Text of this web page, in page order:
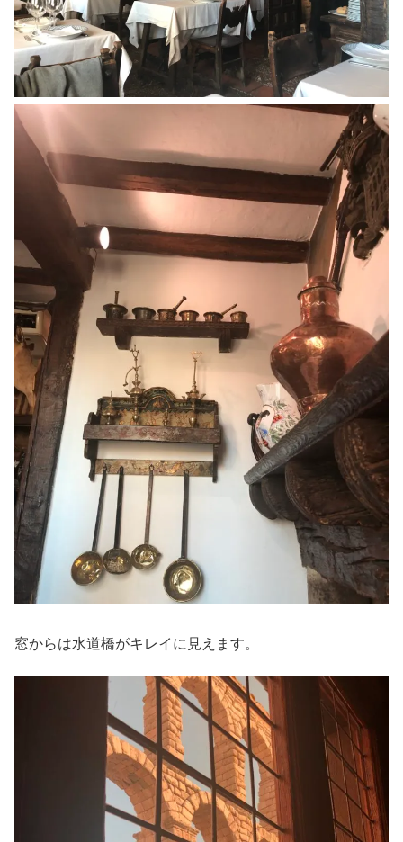
窓からは水道橋がキレイに見えます。